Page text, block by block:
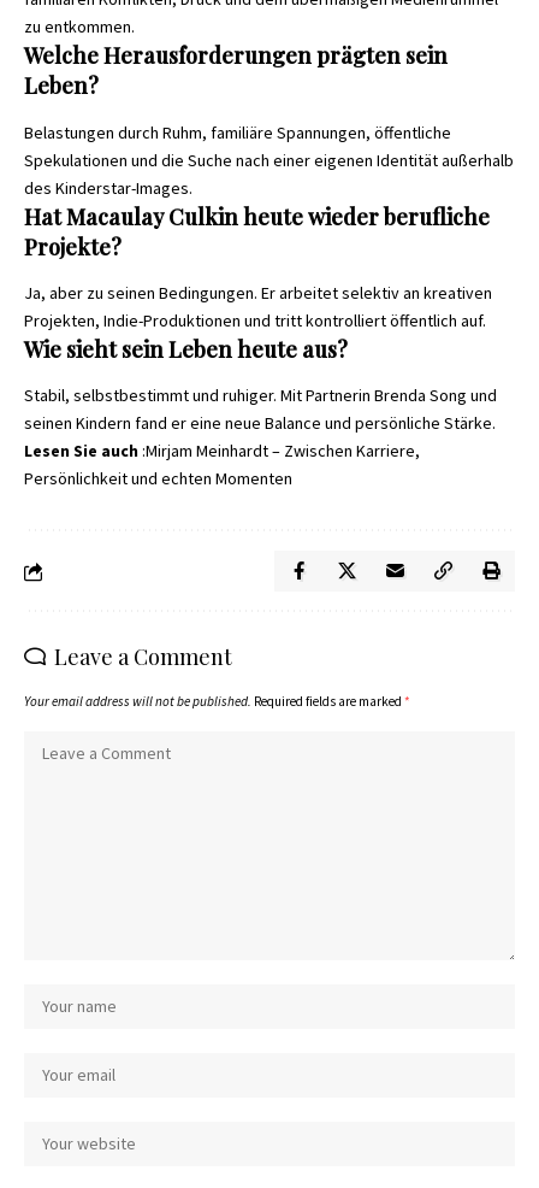
zu entkommen.
Welche Herausforderungen prägten sein
Leben?
Belastungen durch Ruhm, familiäre Spannungen, öffentliche
Spekulationen und die Suche nach einer eigenen Identität außerhalb
des Kinderstar-Images.
Hat Macaulay Culkin heute wieder berufliche
Projekte?
Ja, aber zu seinen Bedingungen. Er arbeitet selektiv an kreativen
Projekten, Indie-Produktionen und tritt kontrolliert öffentlich auf.
Wie sieht sein Leben heute aus?
Stabil, selbstbestimmt und ruhiger. Mit Partnerin Brenda Song und
seinen Kindern fand er eine neue Balance und persönliche Stärke.
Lesen Sie auch :Mirjam Meinhardt – Zwischen Karriere,
Persönlichkeit und echten Momenten
Leave a Comment
Your email address will not be published. Required fields are marked *